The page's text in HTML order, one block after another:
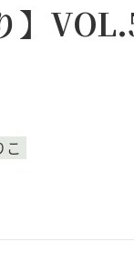
】
こ